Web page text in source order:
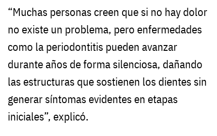
“Muchas personas creen que si no hay dolor
no existe un problema, pero enfermedades
como la periodontitis pueden avanzar
durante años de forma silenciosa, dañando
las estructuras que sostienen los dientes sin
generar síntomas evidentes en etapas
iniciales”, explicó.